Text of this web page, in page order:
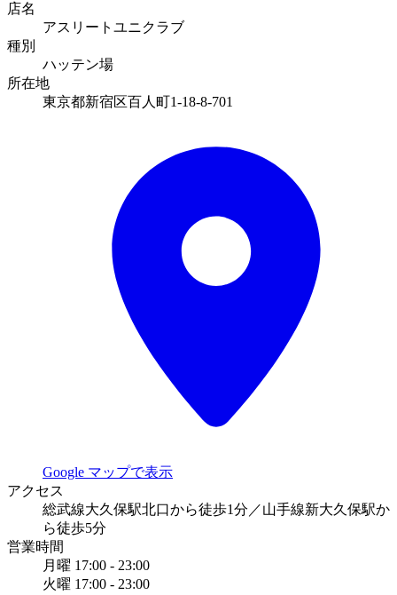
店名
アスリートユニクラブ
種別
ハッテン場
所在地
東京都新宿区百人町1-18-8-701
Google マップで表示
アクセス
総武線大久保駅北口から徒歩1分／山手線新大久保駅か
ら徒歩5分
営業時間
月曜 17:00 - 23:00
火曜 17:00 - 23:00